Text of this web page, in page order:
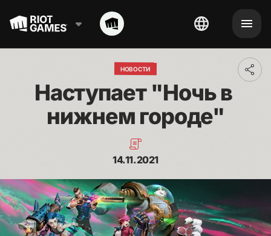
НОВОСТИ
Наступает "Ночь в
нижнем городе"
14.11.2021